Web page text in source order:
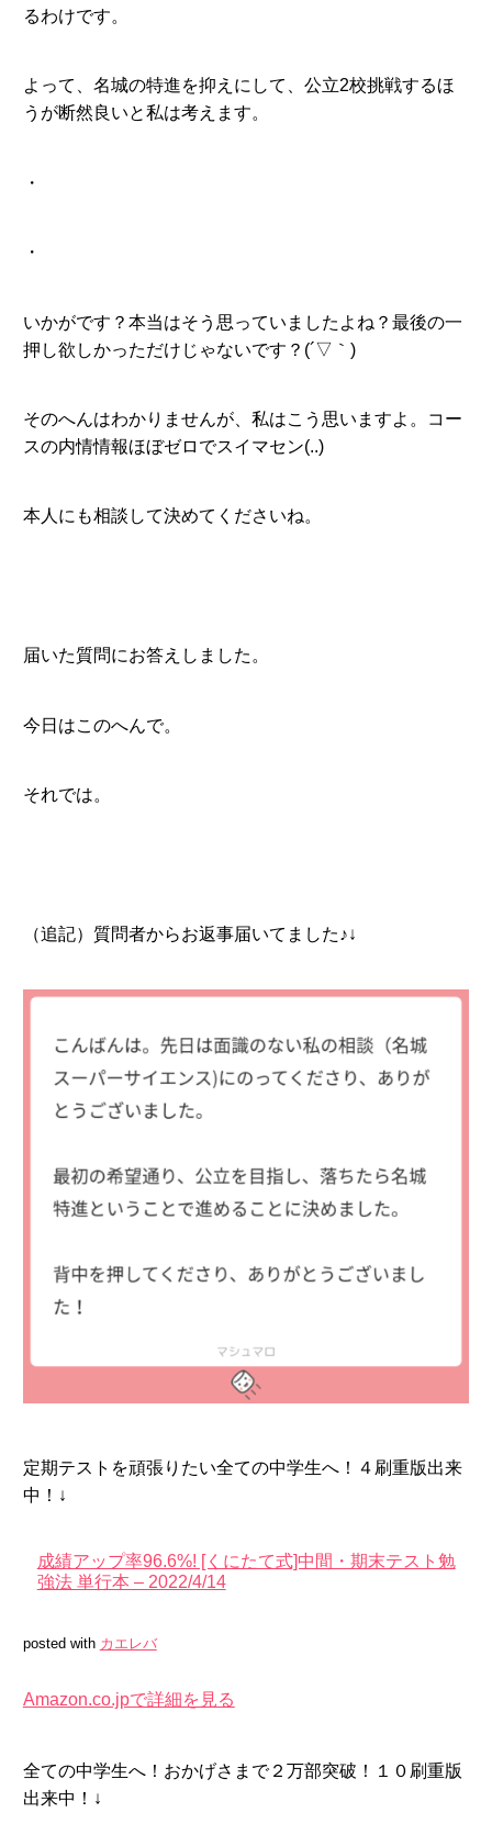
るわけです。
よって、名城の特進を抑えにして、公立2校挑戦するほ
うが断然良いと私は考えます。
・
・
いかがです？本当はそう思っていましたよね？最後の一
押し欲しかっただけじゃないです？(´▽｀)
そのへんはわかりませんが、私はこう思いますよ。コー
スの内情情報ほぼゼロでスイマセン(..)
本人にも相談して決めてくださいね。
届いた質問にお答えしました。
今日はこのへんで。
それでは。
（追記）質問者からお返事届いてました♪↓
定期テストを頑張りたい全ての中学生へ！４刷重版出来
中！↓
成績アップ率96.6%! [くにたて式]中間・期末テスト勉
強法 単行本 – 2022/4/14
posted with カエレバ
Amazon.co.jpで詳細を見る
全ての中学生へ！おかげさまで２万部突破！１０刷重版
出来中！↓